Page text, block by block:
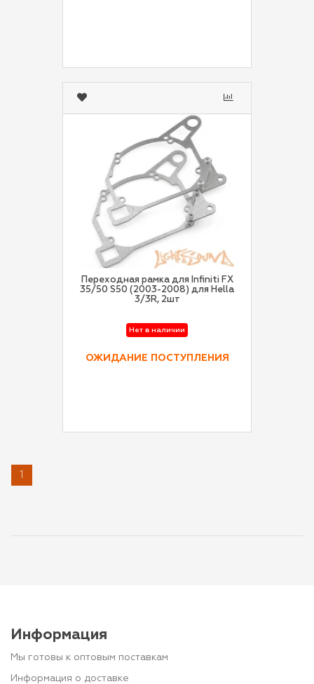
Переходная рамка для Infiniti FX
35/50 S50 (2003-2008) для Hella
3/3R, 2шт
Нет в наличии
ОЖИДАНИЕ ПОСТУПЛЕНИЯ
1
Информация
Мы готовы к оптовым поставкам
Информация о доставке